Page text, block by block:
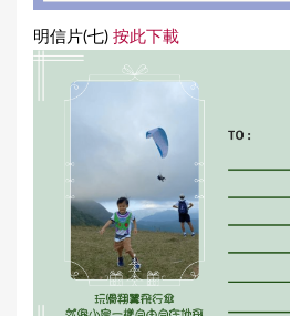
明信片(七) 按此下載